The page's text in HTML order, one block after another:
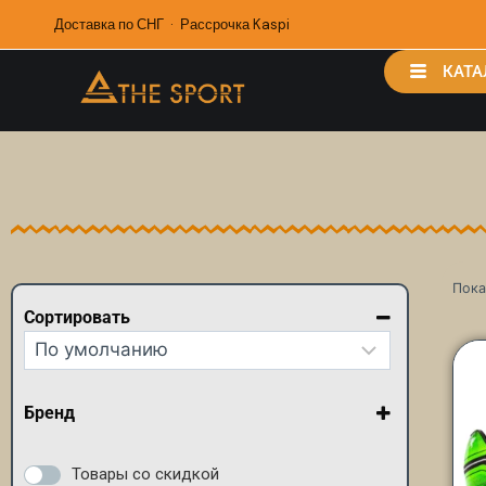
Доставка по СНГ · Рассрочка Kaspi
Сортировать
Сортировка товаров
Бренд
NikeТовары со скидкой